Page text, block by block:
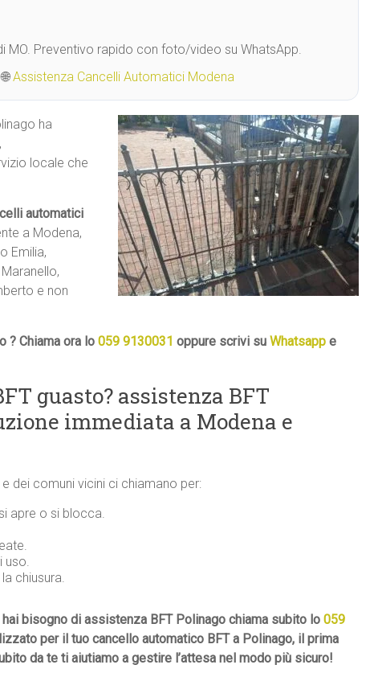
MO. Preventivo rapido con foto/video su WhatsApp.
Assistenza Cancelli Automatici Modena
ha
locale che
automatici
a Modena,
Emilia,
e non
? Chiama ora lo 059 9130031 oppure scrivi su Whatsapp e
guasto? assistenza BFT
immediata a Modena e
dei comuni vicini ci chiamano per:
apre o si blocca.
uso.
chiusura.
bisogno di assistenza BFT Polinago chiama subito lo 059
per il tuo cancello automatico BFT a Polinago, il prima
da te ti aiutiamo a gestire l’attesa nel modo più sicuro!